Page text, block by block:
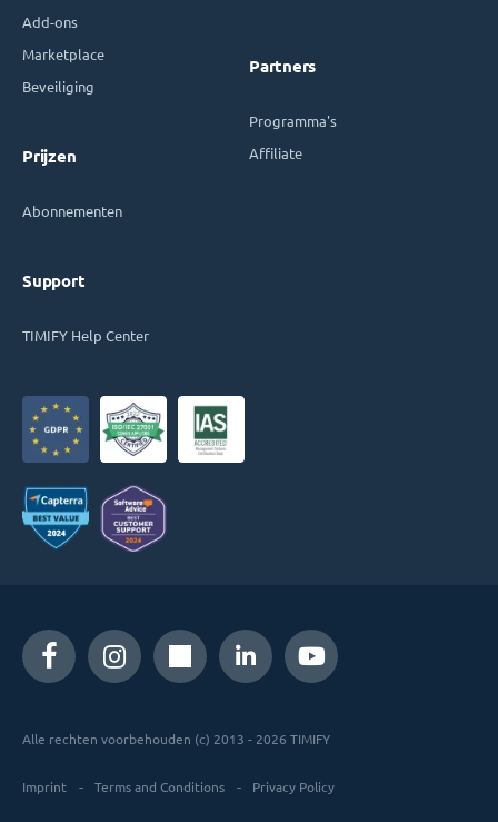
Add-ons
Marketplace
Beveiliging
Prijzen
Abonnementen
Support
TIMIFY Help Center
Partners
Programma's
Affiliate
Alle rechten voorbehouden (c) 2013 - 2026 TIMIFY
Imprint Terms and Conditions Privacy Policy